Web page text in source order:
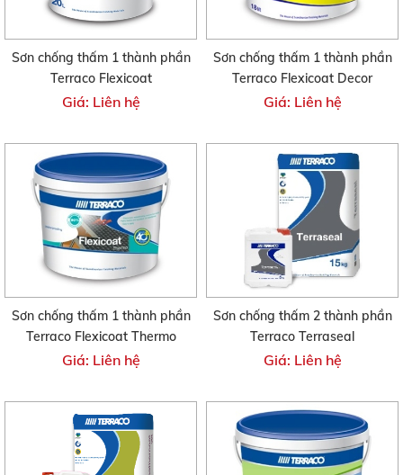
Sơn chống thấm 1 thành phần
Terraco Flexicoat
Giá: Liên hệ
Sơn chống thấm 1 thành phần
Terraco Flexicoat Decor
Giá: Liên hệ
Sơn chống thấm 1 thành phần
Terraco Flexicoat Thermo
Giá: Liên hệ
Sơn chống thấm 2 thành phần
Terraco Terraseal
Giá: Liên hệ